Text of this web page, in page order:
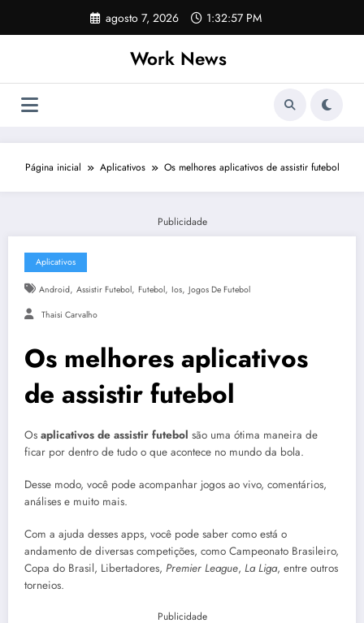
o
agosto 7, 2026 1:32:58 PM
Work News
Página inicial Aplicativos Os melhores aplicativos de assistir futebol
Publicidade
Aplicativos
Android, Assistir Futebol, Futebol, Ios, Jogos De Futebol
Thaisi Carvalho
Os melhores aplicativos
de assistir futebol
Os aplicativos de assistir futebol são uma ótima maneira de
ficar por dentro de tudo o que acontece no mundo da bola.
Desse modo, você pode acompanhar jogos ao vivo, comentários,
análises e muito mais.
Com a ajuda desses apps, você pode saber como está o
andamento de diversas competições, como Campeonato Brasileiro,
Copa do Brasil, Libertadores, Premier League, La Liga, entre outros
torneios.
Publicidade